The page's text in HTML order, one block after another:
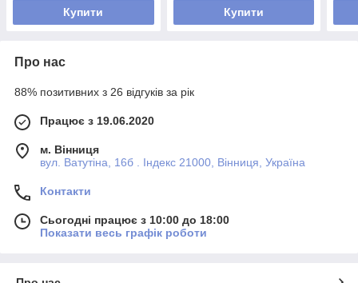
Купити Купити
Про нас
88% позитивних з 26 відгуків за рік
Працює з 19.06.2020
м. Вінниця
вул. Ватутіна, 16б . Індекс 21000, Вінниця, Україна
Контакти
Сьогодні працює з 10:00 до 18:00
Показати весь графік роботи